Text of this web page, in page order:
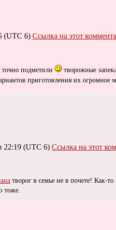
(UTC 6) Ссылка на этот
подметили
творожные
приготовления их огромное
22:19 (UTC 6) Ссылка на этот
творог в семье не в почете! Как-
тоже.